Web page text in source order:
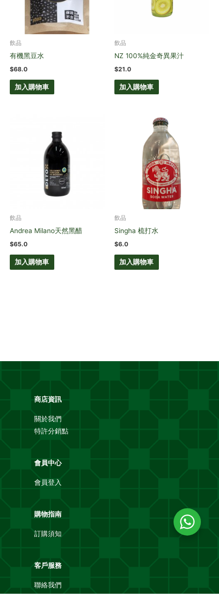
飲品
有機黑豆水
$68.0
加入購物車
飲品
NZ 100%純金奇異果汁
$21.0
加入購物車
飲品
Andrea Milano天然黑醋
$65.0
加入購物車
飲品
Singha 梳打水
$6.0
加入購物車
商店資訊
關於我們
特許分銷點
會員中心
會員登入
購物指南
訂購須知
客戶服務
聯絡我們